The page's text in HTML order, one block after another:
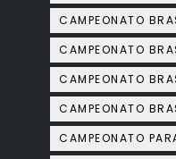
CAMPEONATO
CAMPEONATO
CAMPEONATO
CAMPEONATO
CAMPEONATO